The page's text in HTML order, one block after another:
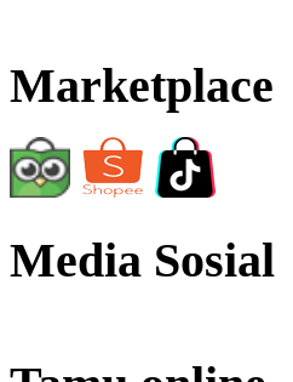
Marketplace
Media Sosial